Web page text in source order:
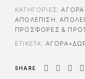
ΚΑΤΗΓΟΡΊΕΣ:
ΑΠΟΛΈΠΙΣΗ
,
ΠΡΟΣΦΟΡΕΣ &
ΕΤΙΚΈΤΑ:
SHARE